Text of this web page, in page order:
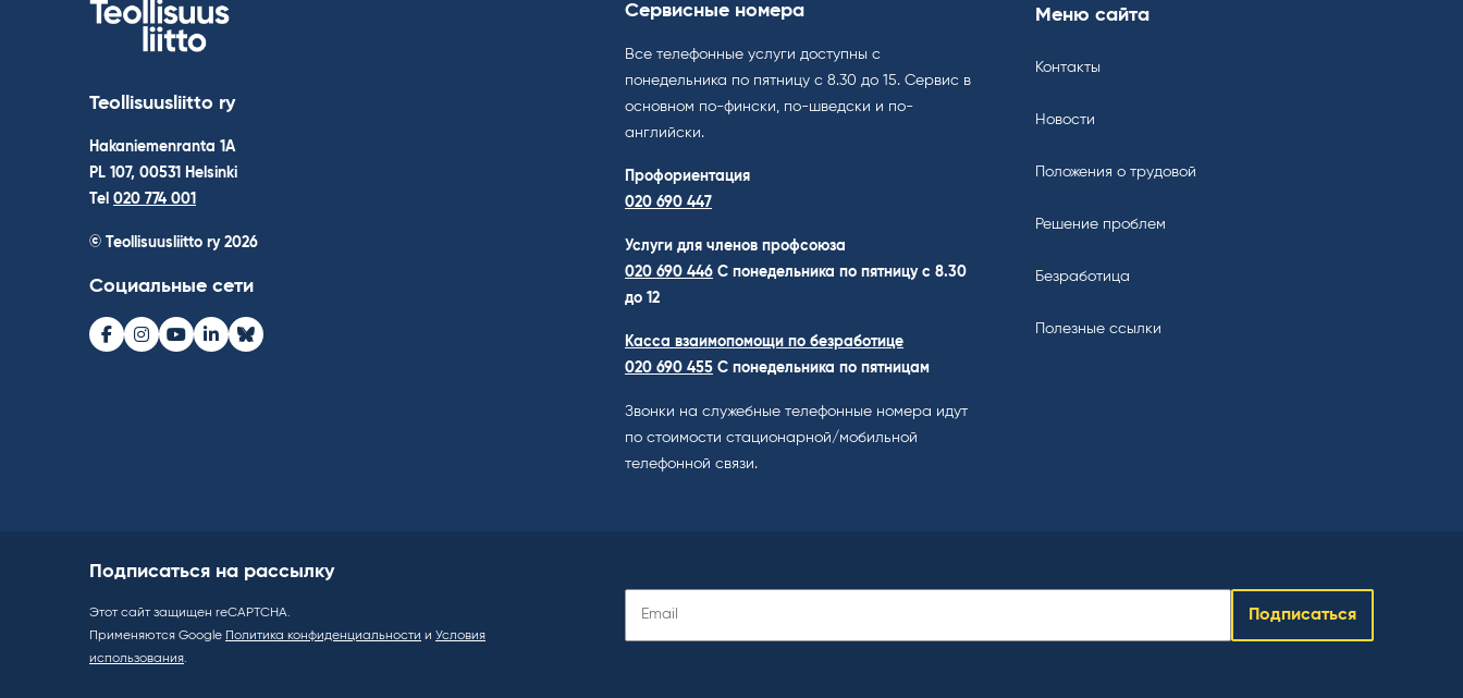
Teollisuusliitto ry
Hakaniemenranta 1A
PL 107, 00531 Helsinki
Tel 020 774 001
© Teollisuusliitto ry 2026
Социальные сети
Facebook
Instagram
Youtube
LinkedInBluesky
Сервисные номера
Все телефонные услуги доступны с
понедельника по пятницу с 8.30 до 15. Cервис в
основном по-фински, по-шведски и по-
английски.
Профориентация
020 690 447
Услуги для членов профсоюза
020 690 446 C понедельника по пятницу с 8.30
до 12
Касса взаимопомощи по безработице
020 690 455 С понедельника по пятницам
Звонки на служебные телефонные номера идут
по стоимости стационарной/мобильной
телефонной связи.
Меню сайта
Контакты
Новости
Положения о трудовой
Решение проблем
Безработица
Полезные ссылки
Подписаться на рассылку
Этот сайт защищен reCAPTCHA.
Применяются Google
Политика конфиденциальности и Условия
использования.
Подписаться